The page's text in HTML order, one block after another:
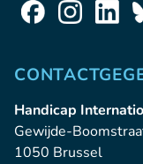
Handicap
Gewijde-
1050 Brussel